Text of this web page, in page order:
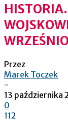
Przez
Marek Toczek
-
13 października
0
112